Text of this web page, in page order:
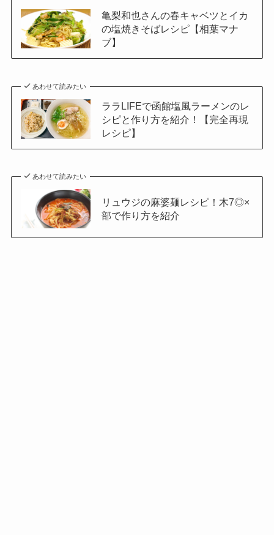
亀梨和也さんの春キャベツとイカ
の塩焼きそばレシピ【相葉マナ
ブ】
あわせて読みたい
ララLIFEで函館塩風ラーメンのレ
シピと作り方を紹介！【完全再現
レシピ】
あわせて読みたい
リュウジの麻婆麺レシピ！木7◎×
部で作り方を紹介